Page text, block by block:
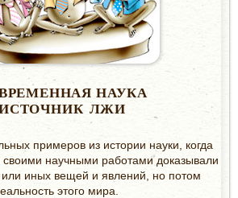
НАУКА
ЛЖИ
примеров из истории науки, когда
научными работами доказывали
или иных вещей и явлений, но потом
этого мира.